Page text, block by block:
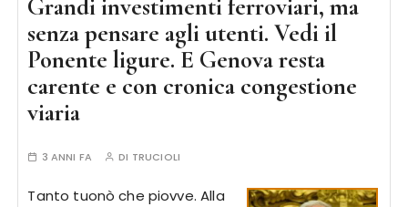
Grandi investimenti ferroviari, ma
senza pensare agli utenti. Vedi il
Ponente ligure. E Genova resta
carente e con cronica congestione
viaria
3 ANNI FA DI TRUCIOLI
Tanto tuonò che piovve. Alla